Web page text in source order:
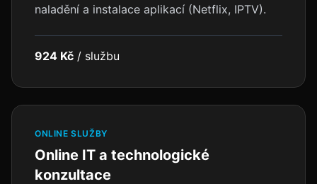
naladění a instalace aplikací (Netflix, IPTV).
924 Kč / službu
ONLINE SLUŽBY
Online IT a technologické
konzultace